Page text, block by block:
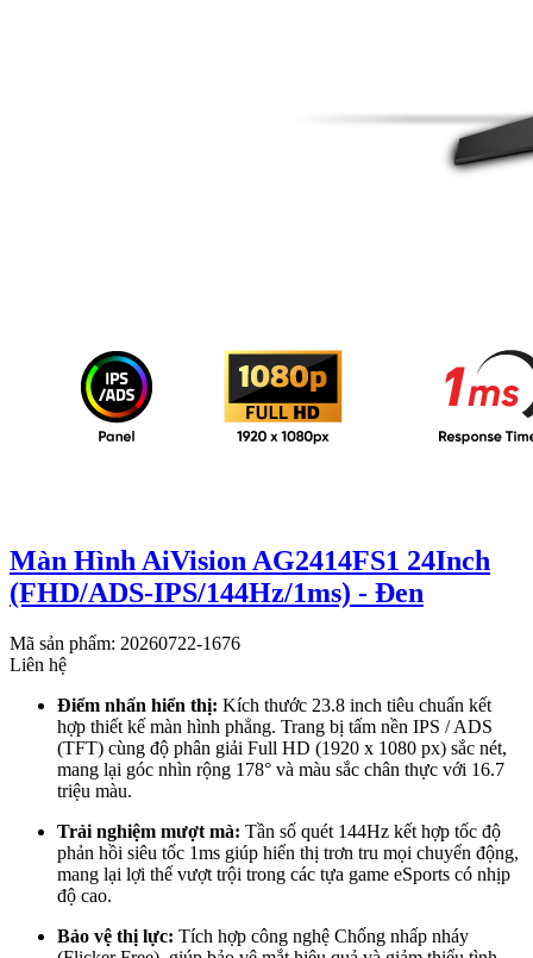
Màn Hình AiVision AG2414FS1 24Inch
(FHD/ADS-IPS/144Hz/1ms) - Đen
Mã sản phẩm: 20260722-1676
Liên hệ
Điểm nhấn hiển thị: Kích thước 23.8 inch tiêu chuẩn kết
hợp thiết kế màn hình phẳng. Trang bị tấm nền IPS / ADS
(TFT) cùng độ phân giải Full HD (1920 x 1080 px) sắc nét,
mang lại góc nhìn rộng 178° và màu sắc chân thực với 16.7
triệu màu.
Trải nghiệm mượt mà: Tần số quét 144Hz kết hợp tốc độ
phản hồi siêu tốc 1ms giúp hiển thị trơn tru mọi chuyển động,
mang lại lợi thế vượt trội trong các tựa game eSports có nhịp
độ cao.
Bảo vệ thị lực: Tích hợp công nghệ Chống nhấp nháy